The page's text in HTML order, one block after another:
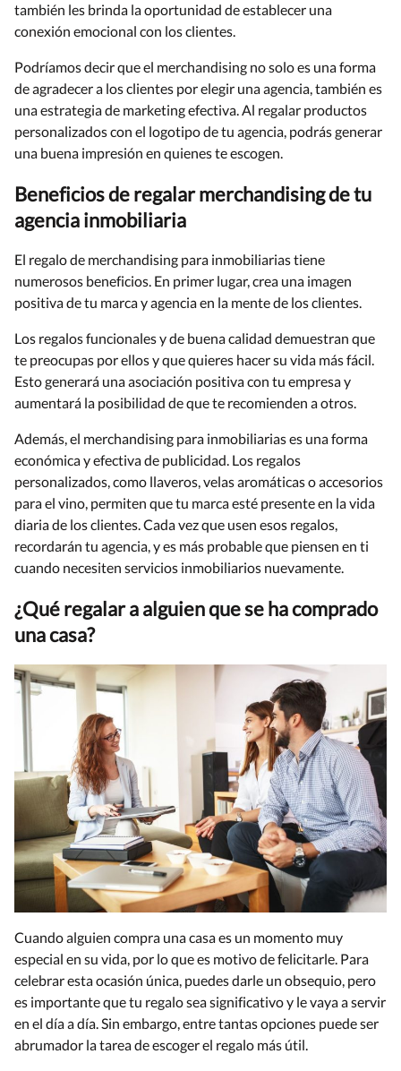
también les brinda la oportunidad de establecer una
conexión emocional con los clientes.
Podríamos decir que el merchandising no solo es una forma
de agradecer a los clientes por elegir una agencia, también es
una estrategia de marketing efectiva. Al regalar productos
personalizados con el logotipo de tu agencia, podrás generar
una buena impresión en quienes te escogen.
Beneficios de regalar merchandising de tu
agencia inmobiliaria
El regalo de merchandising para inmobiliarias tiene
numerosos beneficios. En primer lugar, crea una imagen
positiva de tu marca y agencia en la mente de los clientes.
Los regalos funcionales y de buena calidad demuestran que
te preocupas por ellos y que quieres hacer su vida más fácil.
Esto generará una asociación positiva con tu empresa y
aumentará la posibilidad de que te recomienden a otros.
Además, el merchandising para inmobiliarias es una forma
económica y efectiva de publicidad. Los regalos
personalizados, como llaveros, velas aromáticas o accesorios
para el vino, permiten que tu marca esté presente en la vida
diaria de los clientes. Cada vez que usen esos regalos,
recordarán tu agencia, y es más probable que piensen en ti
cuando necesiten servicios inmobiliarios nuevamente.
¿Qué regalar a alguien que se ha comprado
una casa?
Cuando alguien compra una casa es un momento muy
especial en su vida, por lo que es motivo de felicitarle. Para
celebrar esta ocasión única, puedes darle un obsequio, pero
es importante que tu regalo sea significativo y le vaya a servir
en el día a día. Sin embargo, entre tantas opciones puede ser
abrumador la tarea de escoger el regalo más útil.